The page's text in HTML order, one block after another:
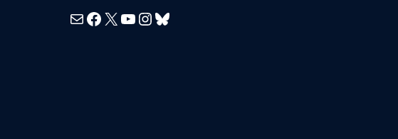
MailFacebook
X YouTube
Instagram
Bluesky